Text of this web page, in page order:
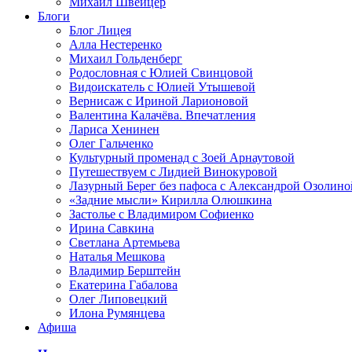
Блоги
Блог Лицея
Алла Нестеренко
Михаил Гольденберг
Родословная с Юлией Свинцовой
Видоискатель с Юлией Утышевой
Вернисаж с Ириной Ларионовой
Валентина Калачёва. Впечатления
Лариса Хенинен
Олег Гальченко
Культурный променад с Зоей Арнаутовой
Путешествуем с Лидией Винокуровой
Лазурный Берег без пафоса с Александрой
«Задние мысли» Кирилла Олюшкина
Застолье с Владимиром Софиенко
Ирина Савкина
Светлана Артемьева
Наталья Мешкова
Владимир Берштейн
Екатерина Габалова
Олег Липовецкий
Илона Румянцева
Афиша